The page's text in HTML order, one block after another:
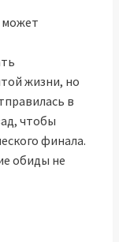
может
жизни, но
в
чтобы
финала.
обиды не